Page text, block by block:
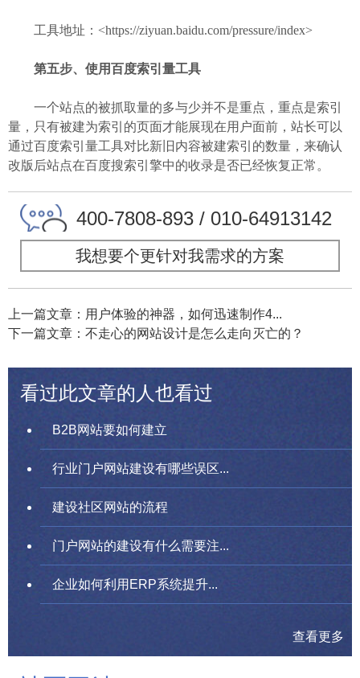
工具地址：<https://ziyuan.baidu.com/pressure/index>
第五步、使用百度索引量工具
一个站点的被抓取量的多与少并不是重点，重点是索引
量，只有被建为索引的页面才能展现在用户面前，站长可以
通过百度索引量工具对比新旧内容被建索引的数量，来确认
改版后站点在百度搜索引擎中的收录是否已经恢复正常。
400-7808-893 / 010-64913142
我想要个更针对我需求的方案
上一篇文章：用户体验的神器，如何迅速制作4...
下一篇文章：不走心的网站设计是怎么走向灭亡的？
看过此文章的人也看过
B2B网站要如何建立
行业门户网站建设有哪些误区...
建设社区网站的流程
门户网站的建设有什么需要注...
企业如何利用ERP系统提升...
查看更多